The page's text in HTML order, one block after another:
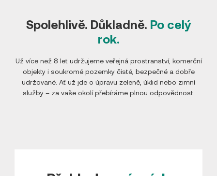
Spolehlivě. Důkladně. Po celý
rok.
Už více než 8 let udržujeme veřejná prostranství, komerční
objekty i soukromé pozemky čisté, bezpečné a dobře
udržované. Ať už jde o úpravu zeleně, úklid nebo zimní
služby – za vaše okolí přebíráme plnou odpovědnost.